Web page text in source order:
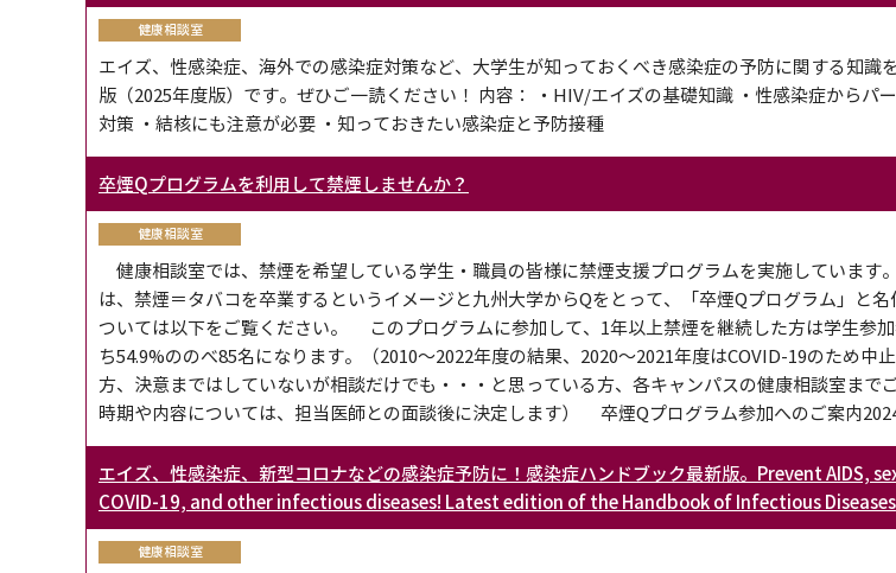
健康相談室
エイズ、性感染症、海外での感染症対策など、大学生が知っておくべき感染症の予防に関する知識
版（2025年度版）です。ぜひご一読ください！ 内容： ・HIV/エイズの基礎知識 ・性感染症からパ
対策 ・結核にも注意が必要 ・知っておきたい感染症と予防接種
卒煙Qプログラムを利用して禁煙しませんか？
健康相談室
健康相談室では、禁煙を希望している学生・職員の皆様に禁煙支援プログラムを実施しています
は、禁煙＝タバコを卒業するというイメージと九州大学からQをとって、「卒煙Qプログラム」と
ついては以下をご覧ください。 このプログラムに参加して、1年以上禁煙を継続した方は学生参
ち54.9%ののべ85名になります。（2010～2022年度の結果、2020～2021年度はCOVID-19のため
方、決意まではしていないが相談だけでも・・・と思っている方、各キャンパスの健康相談室まで
時期や内容については、担当医師との面談後に決定します） 卒煙Qプログラム参加へのご案内2024
エイズ、性感染症、新型コロナなどの感染症予防に！感染症ハンドブック最新版。Prevent AIDS,
COVID-19, and other infectious diseases! Latest edition of the Handbook of Infectious Diseases
健康相談室